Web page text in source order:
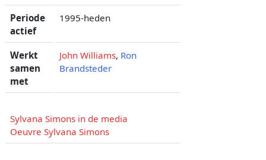
Periode
actief
1995-heden
Werkt
samen
met
John Williams, Ron
Brandsteder
Sylvana Simons in de media
Oeuvre Sylvana Simons